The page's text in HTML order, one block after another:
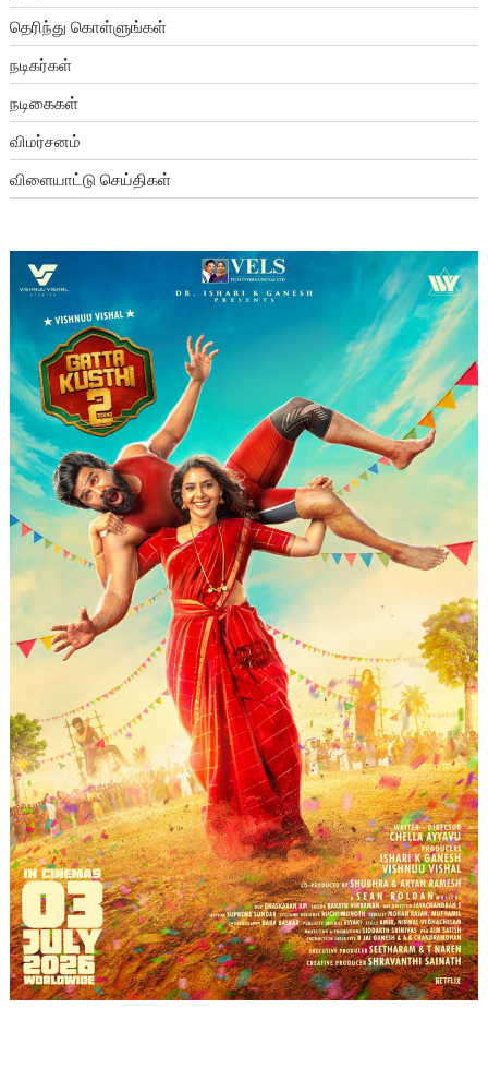
தெரிந்து கொள்ளுங்கள்
நடிகர்கள்
நடிகைகள்
விமர்சனம்
விளையாட்டு செய்திகள்